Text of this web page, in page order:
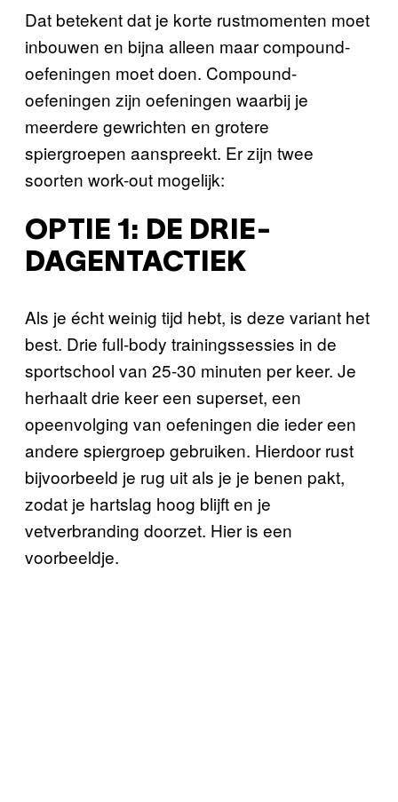
Dat betekent dat je korte rustmomenten moet
inbouwen en bijna alleen maar compound-
oefeningen moet doen. Compound-
oefeningen zijn oefeningen waarbij je
meerdere gewrichten en grotere
spiergroepen aanspreekt. Er zijn twee
soorten work-out mogelijk:
OPTIE 1: DE DRIE-
DAGENTACTIEK
Als je écht weinig tijd hebt, is deze variant het
best. Drie full-body trainingssessies in de
sportschool van 25-30 minuten per keer. Je
herhaalt drie keer een superset, een
opeenvolging van oefeningen die ieder een
andere spiergroep gebruiken. Hierdoor rust
bijvoorbeeld je rug uit als je je benen pakt,
zodat je hartslag hoog blijft en je
vetverbranding doorzet. Hier is een
voorbeeldje.